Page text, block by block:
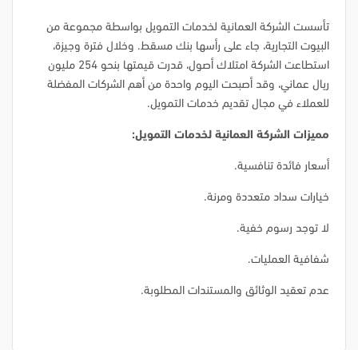
تأسست الشركة العمانية لخدمات التمويل بواسطة مجموعة من
البيوت التجارية، جاء على رأسها بنك مسقط. وخلال فترة وجيزة،
استطاعت الشركة امتلاك أصول، قدرت قيمتها بنحو 254 مليون
ريال عماني، وقد أصبحت اليوم واحدة من أهم الشركات المفضلة
للعملاء في مجال تقديم خدمات التمويل.
مميزات الشركة العمانية لخدمات التمويل:
أسعار فائدة تنافسية.
خيارات سداد متعددة ومرنة.
لا توجد رسوم خفية.
شفافية العمليات.
عدم تعقيد الوثائق والمستندات المطلوبة.